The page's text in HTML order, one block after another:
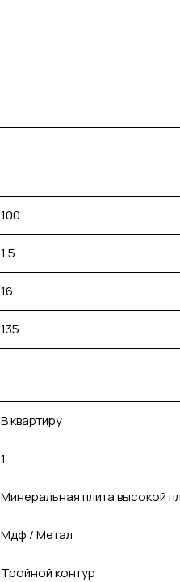
100
1,5
16
135
В квартиру
1
Минеральная плита высокой
Мдф / Метал
Тройной контур